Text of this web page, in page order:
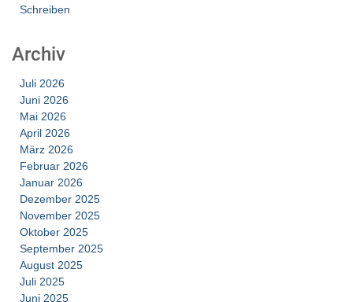
Schreiben
Archiv
Juli 2026
Juni 2026
Mai 2026
April 2026
März 2026
Februar 2026
Januar 2026
Dezember 2025
November 2025
Oktober 2025
September 2025
August 2025
Juli 2025
Juni 2025